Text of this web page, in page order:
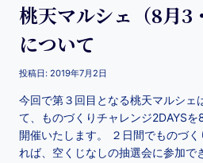
桃天マルシェ（8月3
について
投稿日: 2019年7月2日
今回で第３回目となる桃天マルシェ
て、ものづくりチャレンジ2DAYS
開催いたします。 ２日間でものづ
れば、空くじなしの抽選会に参加で